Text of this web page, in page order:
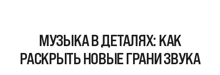
МУЗЫКА В ДЕТАЛЯХ: КАК
РАСКРЫТЬ НОВЫЕ ГРАНИ ЗВУКА